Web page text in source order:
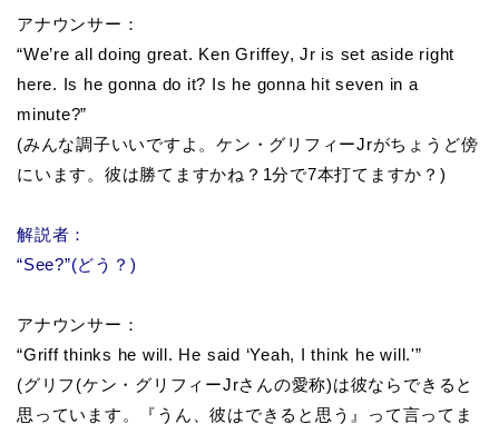
アナウンサー：
“We’re all doing great. Ken Griffey, Jr is set aside right
here. Is he gonna do it? Is he gonna hit seven in a
minute?”
(みんな調子いいですよ。ケン・グリフィーJrがちょうど傍
にいます。彼は勝てますかね？1分で7本打てますか？)
解説者：
“See?”(どう？)
アナウンサー：
“Griff thinks he will. He said ‘Yeah, I think he will.'”
(グリフ(ケン・グリフィーJrさんの愛称)は彼ならできると
思っています。『うん、彼はできると思う』って言ってま